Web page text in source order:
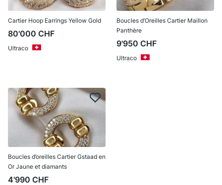
Cartier Hoop Earrings Yellow Gold
80'000 CHF
Ultraco
Boucles d’Oreilles Cartier Maillon
Panthère
9'950 CHF
Ultraco
Boucles d’oreilles Cartier Gstaad en
Or Jaune et diamants
4'990 CHF